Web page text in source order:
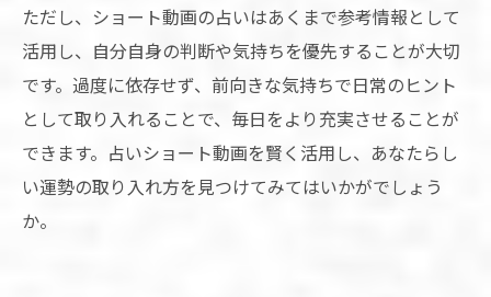
ただし、ショート動画の占いはあくまで参考情報として
活用し、自分自身の判断や気持ちを優先することが大切
です。過度に依存せず、前向きな気持ちで日常のヒント
として取り入れることで、毎日をより充実させることが
できます。占いショート動画を賢く活用し、あなたらし
い運勢の取り入れ方を見つけてみてはいかがでしょう
か。